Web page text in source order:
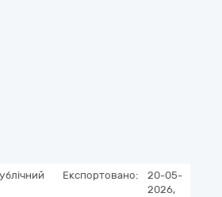
Експортовано:
20-05-
2026,